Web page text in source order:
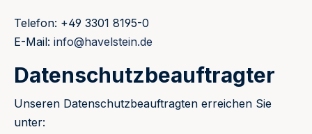
Telefon: +49 3301 8195-0
E-Mail: info@havelstein.de
Datenschutzbeauftragter
Unseren Datenschutzbeauftragten erreichen Sie
unter: